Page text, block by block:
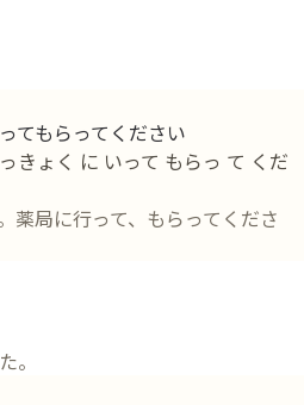
てもらってください
きょく に いって もらっ て くだ
薬局に行って、もらってくださ
。